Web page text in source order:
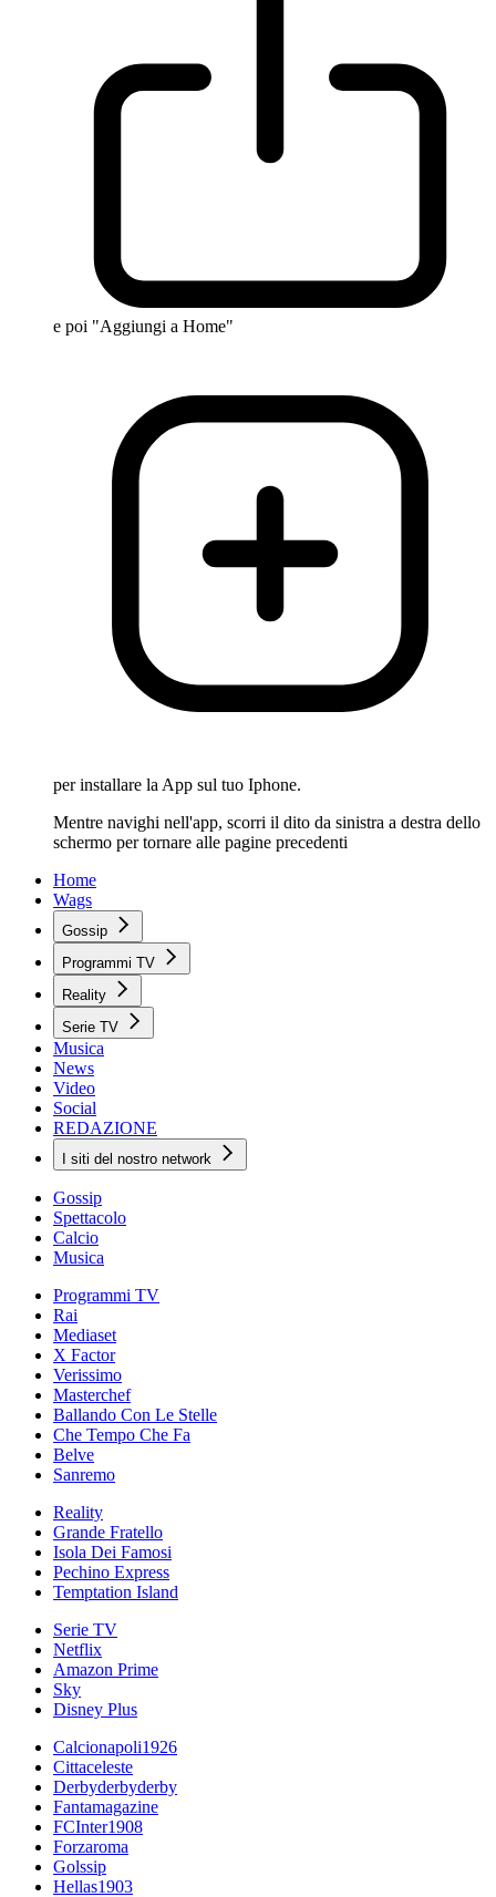
e poi "Aggiungi a Home"
per installare la App sul tuo Iphone.
Mentre navighi nell'app, scorri il dito da sinistra a destra dello
schermo per tornare alle pagine precedenti
Home
Wags
Gossip
Programmi TV
Reality
Serie TV
Musica
News
Video
Social
REDAZIONE
I siti del nostro network
Gossip
Spettacolo
Calcio
Musica
Programmi TV
Rai
Mediaset
X Factor
Verissimo
Masterchef
Ballando Con Le Stelle
Che Tempo Che Fa
Belve
Sanremo
Reality
Grande Fratello
Isola Dei Famosi
Pechino Express
Temptation Island
Serie TV
Netflix
Amazon Prime
Sky
Disney Plus
Calcionapoli1926
Cittaceleste
Derbyderbyderby
Fantamagazine
FCInter1908
Forzaroma
Golssip
Hellas1903